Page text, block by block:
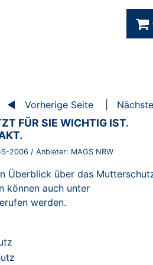
Vorherige Seite
FÜR SIE WICHTIG IST.
2006 / Anbieter: MAGS NRW
Überblick über das
können auch unter
werden.